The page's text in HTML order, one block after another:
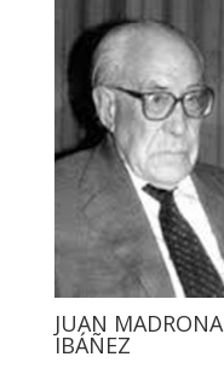
JUAN MADRONA
IBÁÑEZ